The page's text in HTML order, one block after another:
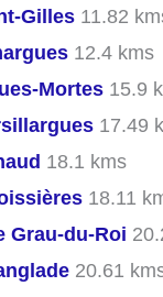
Gilles 11.82
12.4 kms
Mortes 15.9
17.49
18.1 kms
18.11
Grau-du-Roi
20.61